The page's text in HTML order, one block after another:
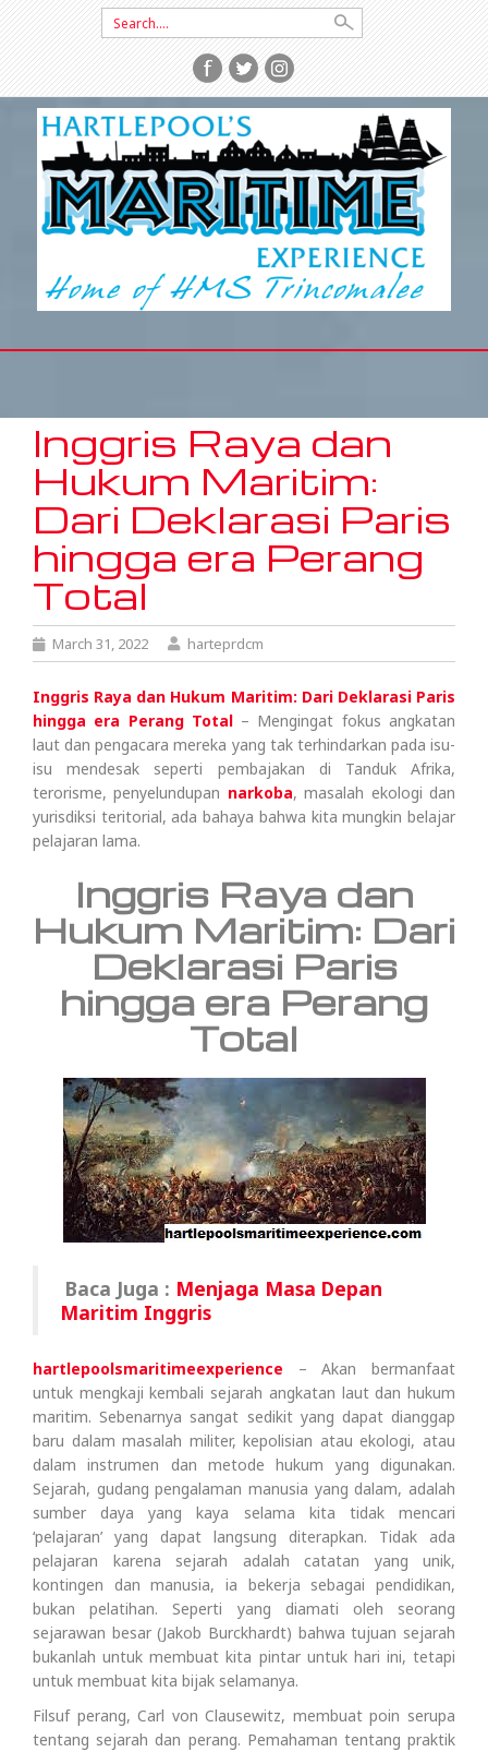
Search
for:
CONTENT
Inggris Raya dan
Hukum Maritim:
Dari Deklarasi Paris
hingga era Perang
Total
March 31, 2022 harteprdcm
Inggris Raya dan Hukum Maritim: Dari Deklarasi Paris
hingga era Perang Total– Mengingat fokus angkatan
laut dan pengacara mereka yang tak terhindarkan pada isu-
isu mendesak seperti pembajakan di Tanduk Afrika,
terorisme, penyelundupan narkoba, masalah ekologi dan
yurisdiksi teritorial, ada bahaya bahwa kita mungkin belajar
pelajaran lama.
Inggris Raya dan
Hukum Maritim: Dari
Deklarasi Paris
hingga era Perang
Total
Baca Juga : Menjaga Masa Depan
Maritim Inggris
hartlepoolsmaritimeexperience – Akan bermanfaat
untuk mengkaji kembali sejarah angkatan laut dan hukum
maritim. Sebenarnya sangat sedikit yang dapat dianggap
baru dalam masalah militer, kepolisian atau ekologi, atau
dalam instrumen dan metode hukum yang digunakan.
Sejarah, gudang pengalaman manusia yang dalam, adalah
sumber daya yang kaya selama kita tidak mencari
‘pelajaran’ yang dapat langsung diterapkan. Tidak ada
pelajaran karena sejarah adalah catatan yang unik,
kontingen dan manusia, ia bekerja sebagai pendidikan,
bukan pelatihan. Seperti yang diamati oleh seorang
sejarawan besar (Jakob Burckhardt) bahwa tujuan sejarah
bukanlah untuk membuat kita pintar untuk hari ini, tetapi
untuk membuat kita bijak selamanya.
Filsuf perang, Carl von Clausewitz, membuat poin serupa
tentang sejarah dan perang. Pemahaman tentang praktik